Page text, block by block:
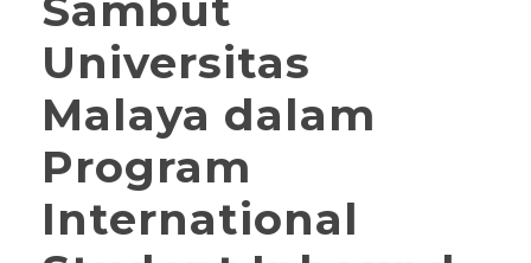
Universitas
Malaya dalam
Program
International